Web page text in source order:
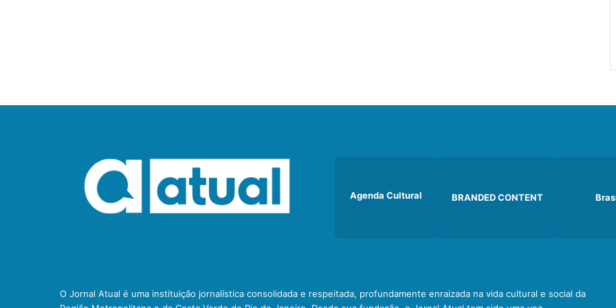
Agenda Cultural BRANDED CONTENT
O Jornal Atual é uma instituição jornalística consolidada e respeitada, profundamente enraizada na vida cultural e social da